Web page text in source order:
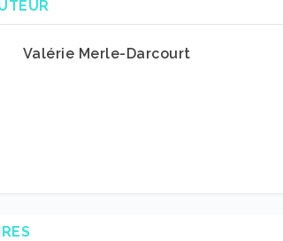
Valérie Merle-Darcourt